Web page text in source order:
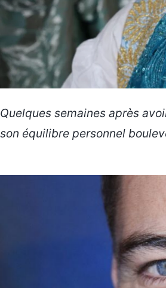
Quelques semaines après
son équilibre personnel